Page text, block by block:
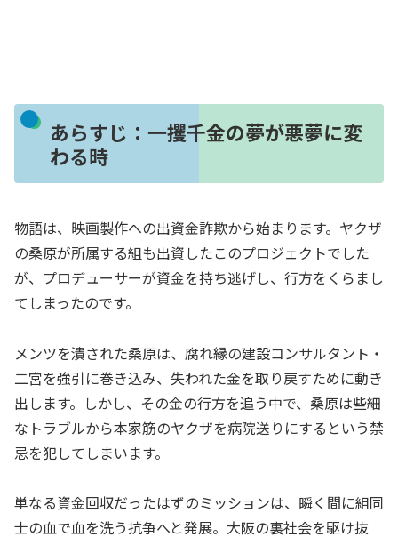
あらすじ：一攫千金の夢が悪夢に変
わる時
物語は、映画製作への出資金詐欺から始まります。ヤクザ
の桑原が所属する組も出資したこのプロジェクトでした
が、プロデューサーが資金を持ち逃げし、行方をくらまし
てしまったのです。
メンツを潰された桑原は、腐れ縁の建設コンサルタント・
二宮を強引に巻き込み、失われた金を取り戻すために動き
出します。しかし、その金の行方を追う中で、桑原は些細
なトラブルから本家筋のヤクザを病院送りにするという禁
忌を犯してしまいます。
単なる資金回収だったはずのミッションは、瞬く間に組同
士の血で血を洗う抗争へと発展。大阪の裏社会を駆け抜